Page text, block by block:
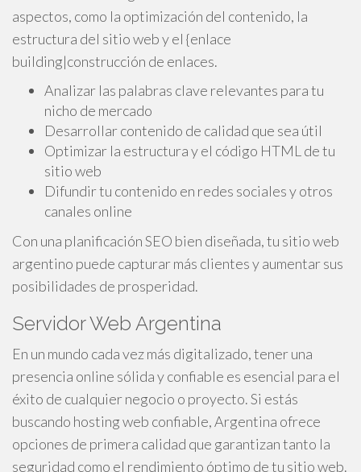
aspectos, como la optimización del contenido, la
estructura del sitio web y el {enlace
building|construcción de enlaces.
Analizar las palabras clave relevantes para tu
nicho de mercado
Desarrollar contenido de calidad que sea útil
Optimizar la estructura y el código HTML de tu
sitio web
Difundir tu contenido en redes sociales y otros
canales online
Con una planificación SEO bien diseñada, tu sitio web
argentino puede capturar más clientes y aumentar sus
posibilidades de prosperidad.
Servidor Web Argentina
En un mundo cada vez más digitalizado, tener una
presencia online sólida y confiable es esencial para el
éxito de cualquier negocio o proyecto. Si estás
buscando hosting web confiable, Argentina ofrece
opciones de primera calidad que garantizan tanto la
seguridad como el rendimiento óptimo de tu sitio web.